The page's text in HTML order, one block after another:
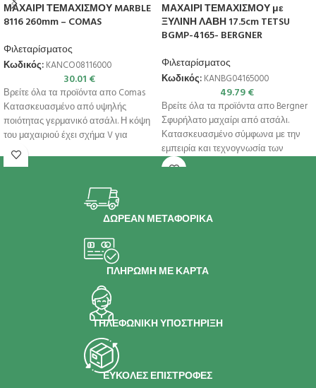
ΜΑΧΑΙΡΙ ΤΕΜΑΧΙΣΜΟΥ MARBLE
8116 260mm – COMAS
Φιλεταρίσματος
Κωδικός: KANCO08116000
30.01 €
Βρείτε όλα τα προϊόντα απο Comas
Κατασκευασμένο από υψηλής
ποιότητας γερμανικό ατσάλι. Η κόψη
του μαχαιριού έχει σχήμα V για
ΜΑΧΑΙΡΙ ΤΕΜΑΧΙΣΜΟΥ με
ΞΥΛΙΝΗ ΛΑΒΗ 17.5cm TETSU
BGMP-4165- BERGNER
Φιλεταρίσματος
Κωδικός: KANBG04165000
49.79€
Βρείτε όλα τα προϊόντα απο Bergner
Σφυρήλατο μαχαίρι από ατσάλι.
Κατασκευασμένο σύμφωνα με την
εμπειρία και τεχνογνωσία των
Ιαπώνων μεταλλουργών.
ΔΩΡΕΑΝ ΜΕΤΑΦΟΡΙΚΑ
ΠΛΗΡΩΜΗ ΜΕ ΚΑΡΤΑ
ΤΗΛΕΦΩΝΙΚΗ ΥΠΟΣΤΗΡΙΞΗ
ΕΥΚΟΛΕΣ ΕΠΙΣΤΡΟΦΕΣ